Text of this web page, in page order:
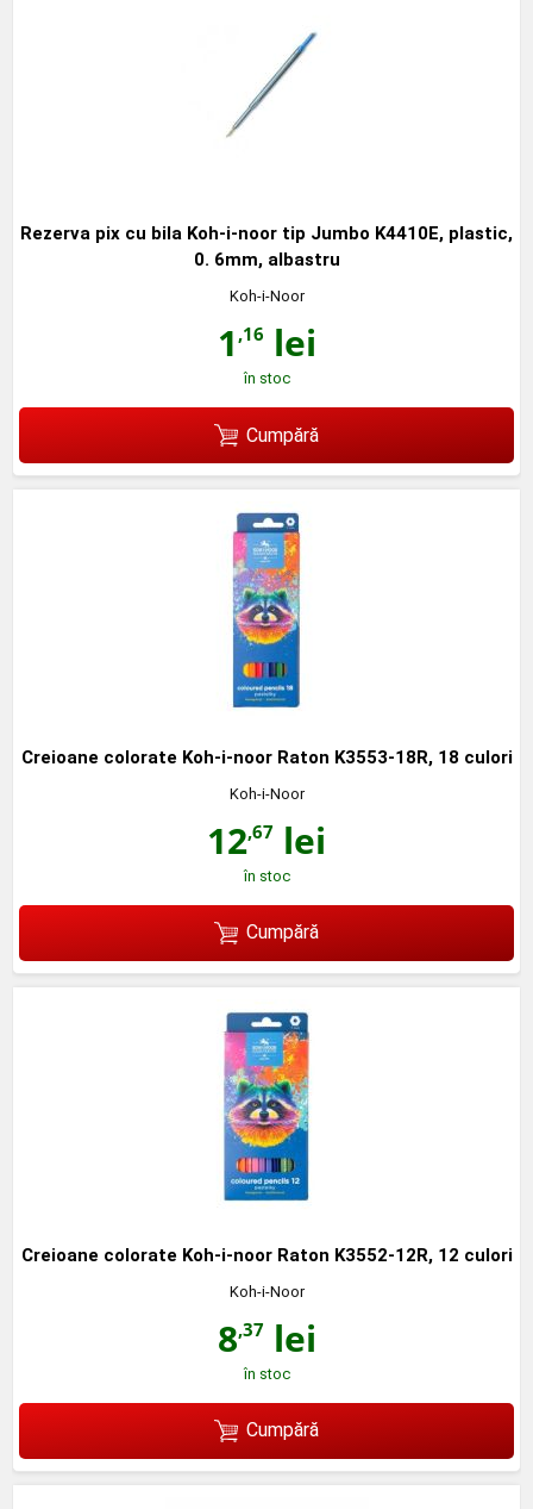
Rezerva pix cu bila Koh-i-noor tip Jumbo K4410E, plastic,
0. 6mm, albastru
Koh-i-Noor
1 ,16 lei
în stoc
Cumpără
Creioane colorate Koh-i-noor Raton K3553-18R, 18 culori
Koh-i-Noor
12,67 lei
în stoc
Cumpără
Creioane colorate Koh-i-noor Raton K3552-12R, 12 culori
Koh-i-Noor
8,37lei
în stoc
Cumpără